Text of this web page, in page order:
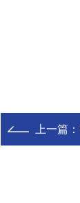
上一篇：